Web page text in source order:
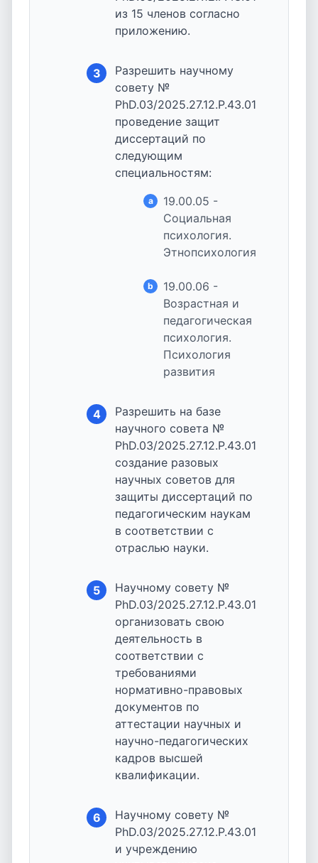
из 15 членов согласно
приложению.
3
Разрешить научному
совету №
PhD.03/2025.27.12.P.43.01
проведение защит
диссертаций по
следующим
специальностям:
a
19.00.05 -
Социальная
психология.
Этнопсихология
b
19.00.06 -
Возрастная и
педагогическая
психология.
Психология
развития
4
Разрешить на базе
научного совета №
PhD.03/2025.27.12.P.43.01
создание разовых
научных советов для
защиты диссертаций по
педагогическим наукам
в соответствии с
отраслью науки.
5
Научному совету №
PhD.03/2025.27.12.P.43.01
организовать свою
деятельность в
соответствии с
требованиями
нормативно-правовых
документов по
аттестации научных и
научно-педагогических
кадров высшей
квалификации.
6
Научному совету №
PhD.03/2025.27.12.P.43.01
и учреждению